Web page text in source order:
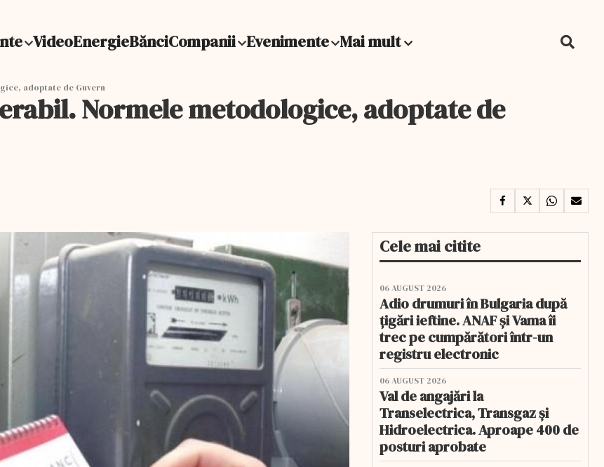
VideoEnergieBănciCompanii Evenimente Mai mult
adoptate de Guvern
Normele metodologice, adoptate de
Cele mai citite
06 AUGUST 2026
Adio drumuri în Bulgaria după
țigări ieftine. ANAF și Vama îi
trec pe cumpărători într-un
registru electronic
06 AUGUST 2026
Val de angajări la
Transelectrica, Transgaz și
Hidroelectrica. Aproape 400 de
posturi aprobate